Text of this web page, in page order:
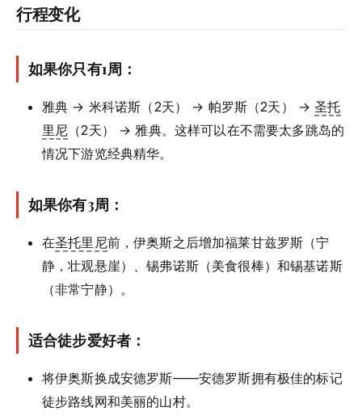
行程变化
如果你只有1周：
雅典 → 米科诺斯（2天） → 帕罗斯（2天） →圣托
里尼 （2天） → 雅典。这样可以在不需要太多跳岛的
情况下游览经典精华。
如果你有3周：
在圣托里尼前，伊奥斯之后增加福莱甘兹罗斯（宁
静，壮观悬崖）、锡弗诺斯（美食很棒）和锡基诺斯
（非常宁静）。
适合徒步爱好者：
将伊奥斯换成安德罗斯——安德罗斯拥有极佳的标记
徒步路线网和美丽的山村。